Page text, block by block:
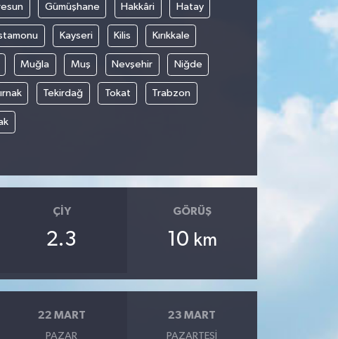
Gümüşhane Hakkâri Hatay
Kayseri Kilis Kırıkkale
Muğla Muş Nevşehir Niğde
Tekirdağ Tokat Trabzon
ÇIY
2.3
GÖRÜŞ
10 km
22 MART
PAZAR
23 MART
PAZARTESI